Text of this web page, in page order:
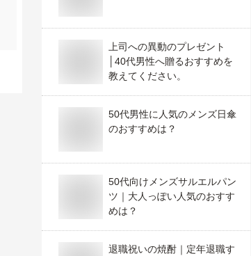
上司への異動のプレゼント
│40代男性へ贈るおすすめを
教えてください。
50代男性に人気のメンズ日傘
のおすすめは？
50代向けメンズサルエルパン
ツ｜大人っぽい人気のおすす
めは？
退職祝いの焼酎｜定年退職す